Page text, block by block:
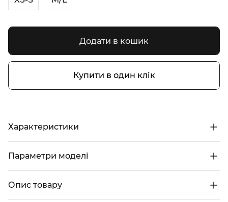
Додати в кошик
Купити в один клік
Характеристики
Параметри моделі
Опис товару